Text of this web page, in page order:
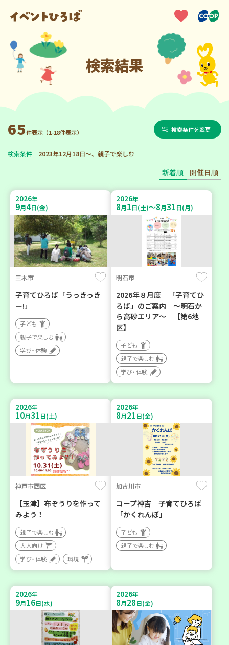
検索結果
65件表示（1-18件表示） 検索条件を変更
検索条件 2023年12月18日～、親子で楽しむ
新着順 開催日順
2026年
9月4日(金)
三木市
子育てひろば「うっきっき
ー!」
子ども
親子で楽しむ
学び・体験
2026年
8月1日(土)～8月31日(月)
明石市
2026年８月度 「子育てひ
ろば」のご案内 ～明石か
ら高砂エリア～ 【第6地
区】
子ども
親子で楽しむ
学び・体験
2026年
10月31日(土)
神戸市西区
【玉津】布ぞうりを作って
みよう！
親子で楽しむ
大人向け
学び・体験
環境
2026年
8月21日(金)
加古川市
コープ神吉 子育てひろば
「かくれんぼ」
子ども
親子で楽しむ
2026年
9月16日(水)
2026年
8月28日(金)